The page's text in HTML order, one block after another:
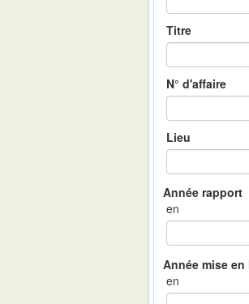
Titre
N° d'affaire
Lieu
en
en